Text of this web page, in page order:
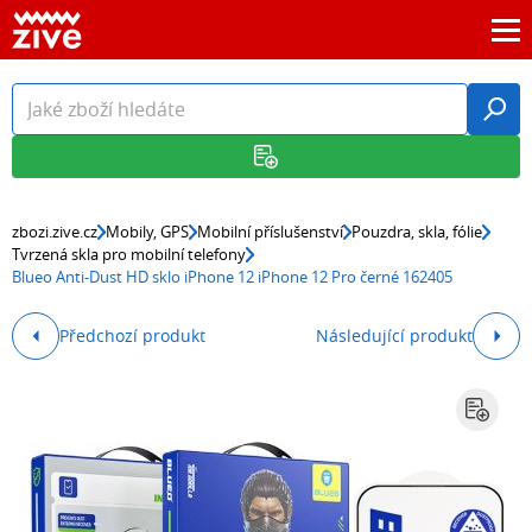
zbozi.zive.cz Mobily, GPS Mobilní příslušenství Pouzdra, skla, fólie
Tvrzená skla pro mobilní telefony
Blueo Anti-Dust HD sklo iPhone 12 iPhone 12 Pro černé 162405
Předchozí produkt Následující produkt